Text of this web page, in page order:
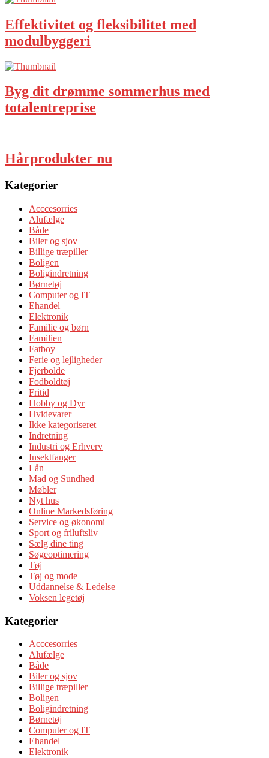
Effektivitet og fleksibilitet med
modulbyggeri
Byg dit drømme sommerhus med
totalentreprise
Hårprodukter nu
Kategorier
Acccesorries
Alufælge
Både
Biler og sjov
Billige træpiller
Boligen
Boligindretning
Børnetøj
Computer og IT
Ehandel
Elektronik
Familie og børn
Familien
Fatboy
Ferie og lejligheder
Fjerbolde
Fodboldtøj
Fritid
Hobby og Dyr
Hvidevarer
Ikke kategoriseret
Indretning
Industri og Erhverv
Insektfanger
Lån
Mad og Sundhed
Møbler
Nyt hus
Online Markedsføring
Service og økonomi
Sport og friluftsliv
Sælg dine ting
Søgeoptimering
Tøj
Tøj og mode
Uddannelse & Ledelse
Voksen legetøj
Kategorier
Acccesorries
Alufælge
Både
Biler og sjov
Billige træpiller
Boligen
Boligindretning
Børnetøj
Computer og IT
Ehandel
Elektronik